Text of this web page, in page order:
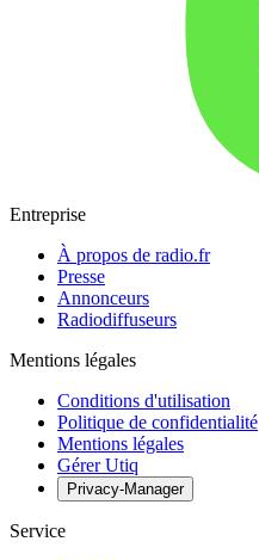
Entreprise
À propos de radio.fr
Presse
Annonceurs
Radiodiffuseurs
Mentions légales
Conditions d'utilisation
Politique de confidentialité
Mentions légales
Gérer Utiq
Privacy-Manager
Service